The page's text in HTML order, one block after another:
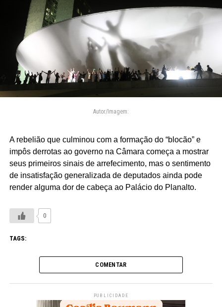
Autor/Imagem:
A rebelião que culminou com a formação do “blocão” e
impôs derrotas ao governo na Câmara começa a mostrar
seus primeiros sinais de arrefecimento, mas o sentimento
de insatisfação generalizada de deputados ainda pode
render alguma dor de cabeça ao Palácio do Planalto.
0
TAGS:
COMENTAR
PUBLICIDADE